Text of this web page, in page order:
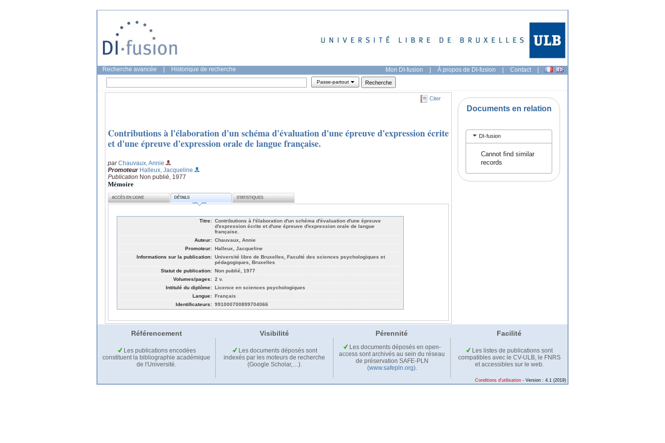
Recherche avancée Historique de recherche Mon DI-fusion | À propos de DI-fusion | Contact |
Passe-partout
Citer
Contributions à l'élaboration d'un schéma d'évaluation d'une épreuve d'expression écrite
et d'une épreuve d'expression orale de langue française.
parChauvaux, Annie
Promoteur Halleux, Jacqueline
Publication Non publié, 1977
Mémoire
ACCÈS EN LIGNE DÉTAILS STATISTIQUES
Titre: Contributions à l'élaboration d'un schéma d'évaluation d'une épreuve
d'expression écrite et d'une épreuve d'expression orale de langue
française.
Auteur: Chauvaux, Annie
Promoteur: Halleux, Jacqueline
Informations sur la publication: Université libre de Bruxelles, Faculté des sciences psychologiques et
pédagogiques, Bruxelles
Statut de publication: Non publié, 1977
Volumes/pages: 2 v.
Intitulé du diplôme: Licence en sciences psychologiques
Langue: Français
Identificateurs: 991000700899704066
Documents en relation
DI-fusion
Cannot find similar
records
Référencement Visibilité Pérennité Facilité
Les publications encodées
constituent la bibliographie académique
de l'Université.
Les documents déposés sont
indexés par les moteurs de recherche
(Google Scholar,…).
Les documents déposés en open-
access sont archivés au sein du réseau
de préservation SAFE-PLN
(www.safepln.org).
Les listes de publications sont
compatibles avec le CV-ULB, le FNRS
et accessibles sur le web.
Conditions d'utilisation - Version : 4.1 (2019)